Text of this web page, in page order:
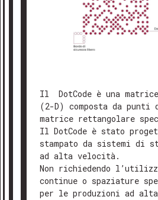
Il DotCode è una
(2-D) composta da
matrice rettangolare
Il DotCode è stato
stampato da sistemi di
ad alta velocità.
Non richiedendo
continue o spaziature
per le produzioni ad